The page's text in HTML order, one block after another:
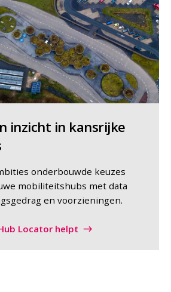
inzicht in kansrijke
onderbouwde keuzes
mobiliteitshubs met data
en voorzieningen.
Locator helpt